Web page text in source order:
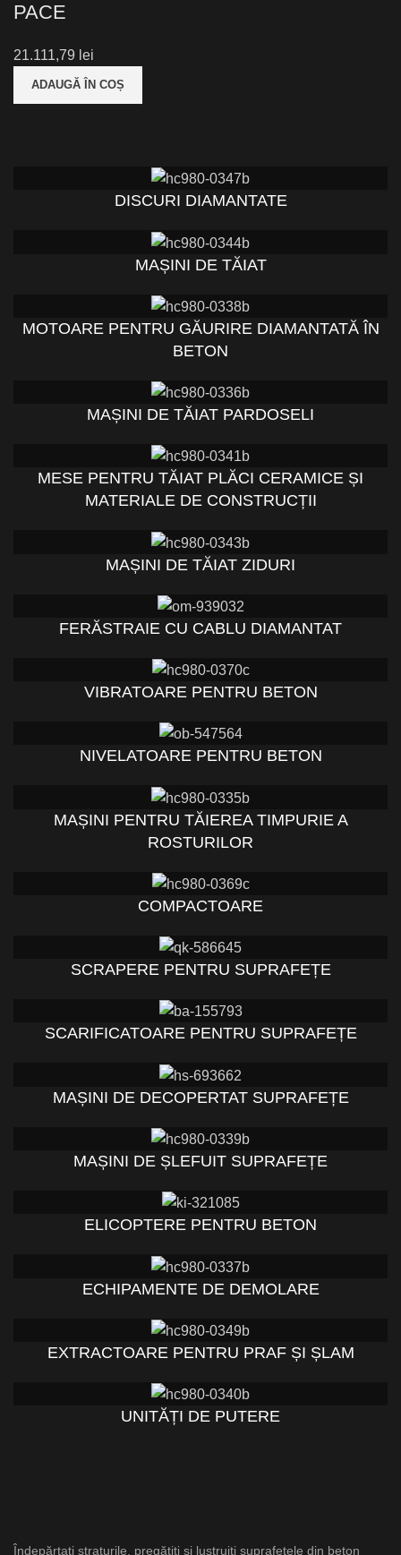
PACE
lei
ADAUGĂ ÎN COȘ
DISCURI DIAMANTATE
MAȘINI DE TĂIAT
MOTOARE PENTRU GĂURIRE DIAMANTATĂ ÎN
BETON
MAȘINI DE TĂIAT PARDOSELI
MESE PENTRU TĂIAT PLĂCI CERAMICE ȘI
MATERIALE DE CONSTRUCȚII
MAȘINI DE TĂIAT ZIDURI
FERĂSTRAIE CU CABLU DIAMANTAT
VIBRATOARE PENTRU BETON
NIVELATOARE PENTRU BETON
MAȘINI PENTRU TĂIEREA TIMPURIE A
ROSTURILOR
COMPACTOARE
SCRAPERE PENTRU SUPRAFEȚE
SCARIFICATOARE PENTRU SUPRAFEȚE
MAȘINI DE DECOPERTAT SUPRAFEȚE
MAȘINI DE ȘLEFUIT SUPRAFEȚE
ELICOPTERE PENTRU BETON
ECHIPAMENTE DE DEMOLARE
EXTRACTOARE PENTRU PRAF ȘI ȘLAM
UNITĂȚI DE PUTERE
Îndepărtați straturile, pregătiți și lustruiți suprafețele din beton